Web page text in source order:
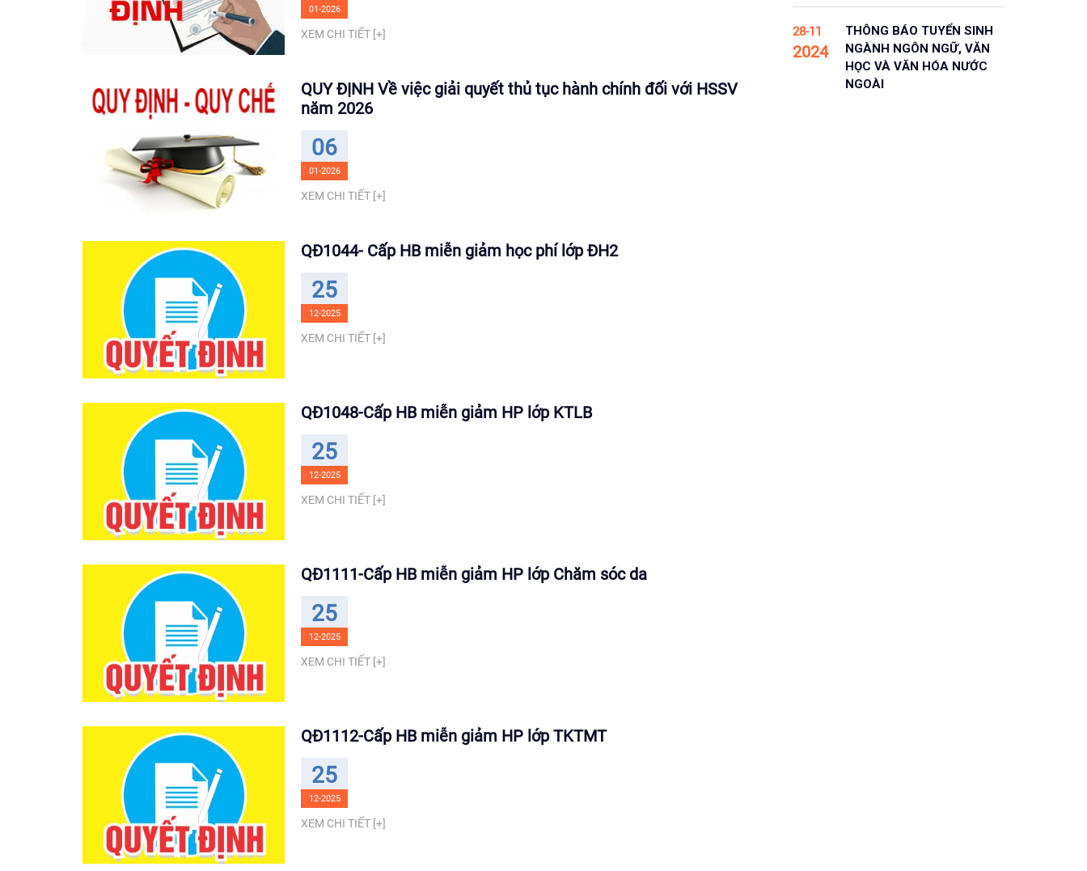
01-2026
XEM CHI TIẾT [+]
QUY ĐỊNH Về việc giải quyết thủ tục hành chính đối với HSSV
năm 2026
06
01-2026
XEM CHI TIẾT [+]
QĐ1044- Cấp HB miễn giảm học phí lớp ĐH2
25
12-2025
XEM CHI TIẾT [+]
QĐ1048-Cấp HB miễn giảm HP lớp KTLB
25
12-2025
XEM CHI TIẾT [+]
QĐ1111-Cấp HB miễn giảm HP lớp Chăm sóc da
25
12-2025
XEM CHI TIẾT [+]
QĐ1112-Cấp HB miễn giảm HP lớp TKTMT
25
12-2025
XEM CHI TIẾT [+]
28-11
2024
THÔNG BÁO TUYỂN SINH
NGÀNH NGÔN NGỮ, VĂN
HỌC VÀ VĂN HÓA NƯỚC
NGOÀI